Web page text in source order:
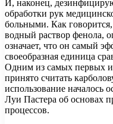
И, наконец,
обработки рук
больными. Как
водный раствор фенола,
означает, что он самый
своеобразная единица
Одним из самых первых
принято считать
использование началось
Луи Пастера об основах
процессов.